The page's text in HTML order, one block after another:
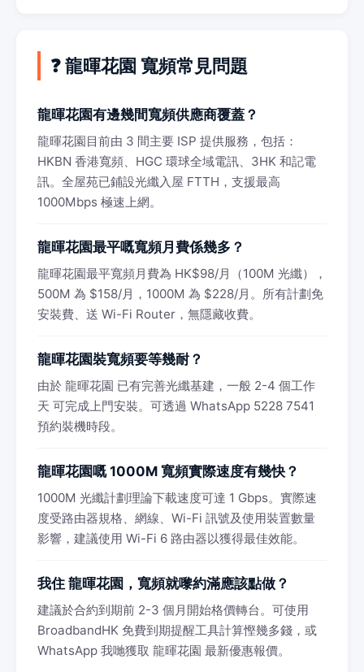
❓ 龍暉花園 寬頻常見問題
龍暉花園有邊幾間寬頻供應商覆蓋？
龍暉花園目前由 3 間主要 ISP 提供服務，包括：
HKBN 香港寬頻、HGC 環球全域電訊、3HK 和記電
訊。全屋苑已鋪設光纖入屋 FTTH，支援最高
1000Mbps 極速上網。
龍暉花園最平嘅寬頻月費係幾多？
龍暉花園最平寬頻月費為 HK$98/月（100M 光纖），
500M 為 $158/月，1000M 為 $228/月。所有計劃免
安裝費、送 Wi-Fi Router，無隱藏收費。
龍暉花園裝寬頻要等幾耐？
由於 龍暉花園 已有完善光纖基建，一般 2-4 個工作
天 可完成上門安裝。可透過 WhatsApp 5228 7541
預約裝機時段。
龍暉花園嘅 1000M 寬頻實際速度有幾快？
1000M 光纖計劃理論下載速度可達 1 Gbps。實際速
度受路由器規格、網線、Wi-Fi 訊號及使用裝置數量
影響，建議使用 Wi-Fi 6 路由器以獲得最佳效能。
我住 龍暉花園，寬頻就嚟約滿應該點做？
建議於合約到期前 2-3 個月開始格價轉台。可使用
BroadbandHK 免費到期提醒工具計算慳幾多錢，或
WhatsApp 我哋獲取 龍暉花園 最新優惠報價。